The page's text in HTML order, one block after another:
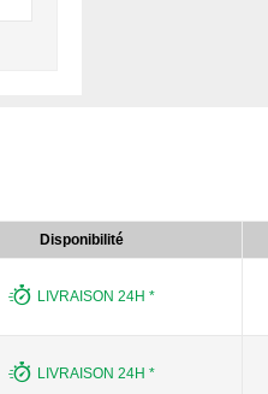
Disponibilité
LIVRAISON 24H *
LIVRAISON 24H *